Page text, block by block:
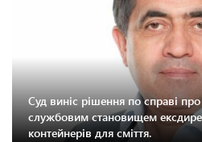
Суд виніс рішення по справі
службовим становищем
контейнерів для сміття.